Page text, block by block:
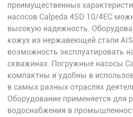
преимущественных
насосов Calpeda 4SD 10/4EC
высокую надежность.
кожух из нержавеющей стали
возможность эксплуатировать
скважинах. Погружные насосы
компактны и удобны в
в самых разных отраслях
Оборудование применяется для
водоснабжения в